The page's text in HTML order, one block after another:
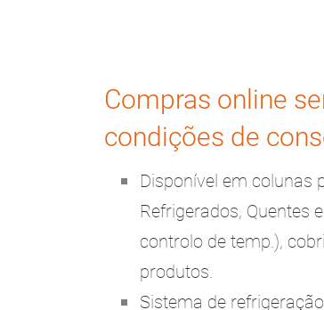
Compras online
condições de
Disponível em colunas
Refrigerados, Quentes
controlo de temp.),
produtos.
Sistema de